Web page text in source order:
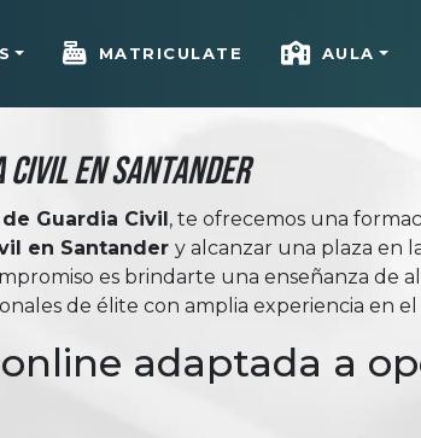
MATRICULATE AULA
Civil en Santander
Guardia Civil, te ofrecemos una
en Santander y alcanzar una plaza en
es brindarte una enseñanza de
de élite con amplia experiencia en
adaptada a